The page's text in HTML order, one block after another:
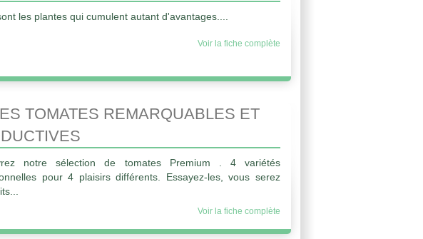
les plantes qui cumulent autant d'avantages....
Voir la fiche complète
TOMATES REMARQUABLES ET
notre sélection de tomates Premium . 4 variétés
pour 4 plaisirs différents. Essayez-les, vous serez
Voir la fiche complète